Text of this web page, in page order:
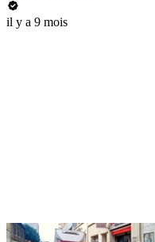
il y a 9 mois